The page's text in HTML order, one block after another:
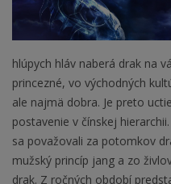
hlúpych hláv naberá drak na
princezné, vo východných
ale najmä dobra. Je preto
postavenie v čínskej
sa považovali za potomkov
mužský princíp jang a zo
drak. Z ročných období